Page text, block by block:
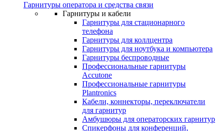
Гарнитуры оператора и средства связи
Гарнитуры и кабели
Гарнитуры для стационарного
телефона
Гарнитуры для коллцентра
Гарнитуры для ноутбука и компьютера
Гарнитуры беспроводные
Профессиональные гарнитуры
Accutone
Профессиональные гарнитуры
Plantronics
Кабели, коннекторы, переключатели
для гарнитур
Амбушюры для операторских гарнитур
Cпикерфоны для конференций,